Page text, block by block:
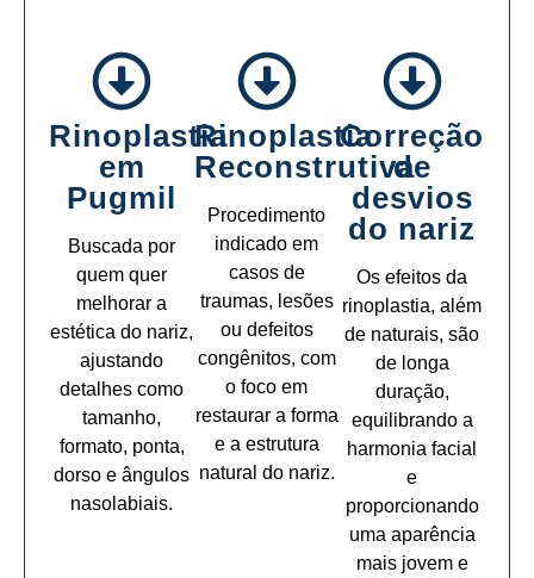
Rinoplastia
em
Pugmil
Buscada por
quem quer
melhorar a
estética do nariz,
ajustando
detalhes como
tamanho,
formato, ponta,
dorso e ângulos
nasolabiais.
Rinoplastia
Reconstrutiva
Procedimento
indicado em
casos de
traumas, lesões
ou defeitos
congênitos, com
o foco em
restaurar a forma
e a estrutura
natural do nariz.
Correção
de
desvios
do nariz
Os efeitos da
rinoplastia, além
de naturais, são
de longa
duração,
equilibrando a
harmonia facial
e
proporcionando
uma aparência
mais jovem e